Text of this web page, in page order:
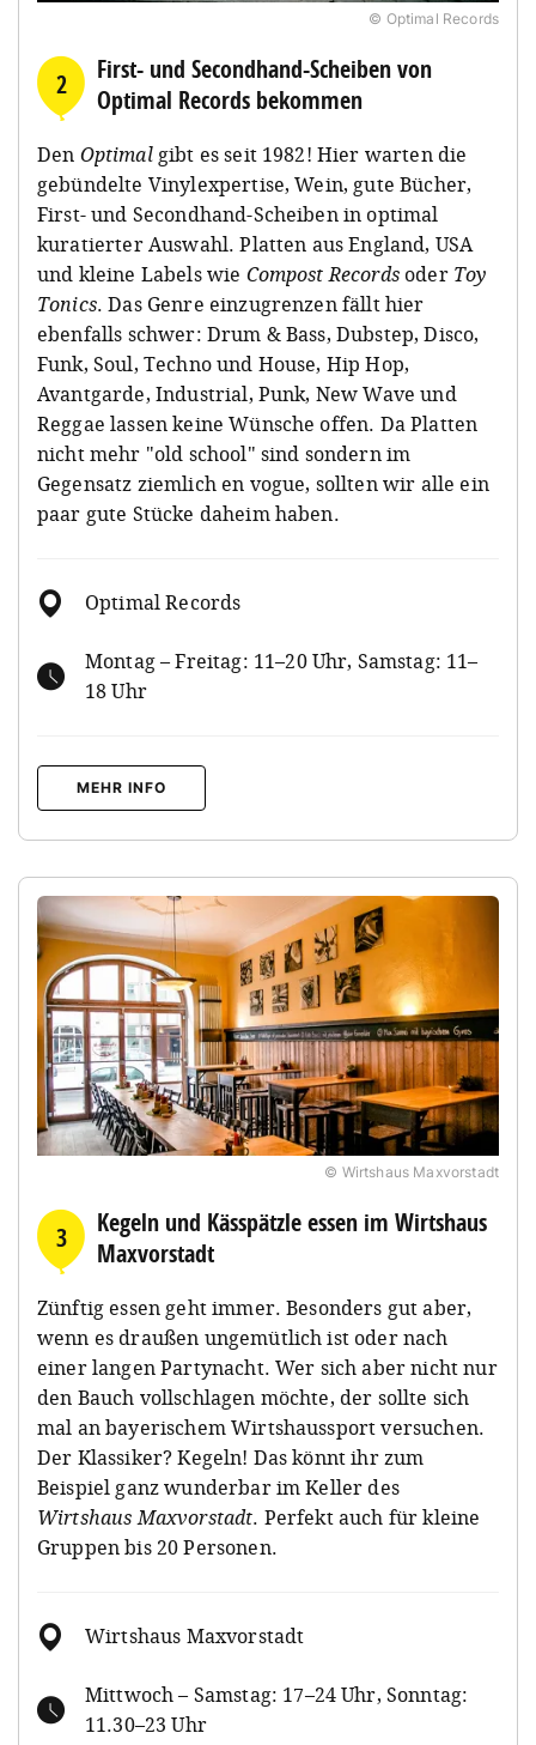
© Optimal Records
2
First- und Secondhand-Scheiben von
Optimal Records bekommen
Den Optimalgibt es seit 1982! Hier warten die
gebündelte Vinylexpertise, Wein, gute Bücher,
First- und Secondhand-Scheiben in optimal
kuratierter Auswahl. Platten aus England, USA
und kleine Labels wie Compost Recordsoder Toy
Tonics. Das Genre einzugrenzen fällt hier
ebenfalls schwer: Drum & Bass, Dubstep, Disco,
Funk, Soul, Techno und House, Hip Hop,
Avantgarde, Industrial, Punk, New Wave und
Reggae lassen keine Wünsche offen. Da Platten
nicht mehr "old school" sind sondern im
Gegensatz ziemlich en vogue, sollten wir alle ein
paar gute Stücke daheim haben.
Optimal Records
Montag – Freitag: 11–20 Uhr, Samstag: 11–
18 Uhr
MEHR INFO
© Wirtshaus Maxvorstadt
3
Kegeln und Kässpätzle essen im Wirtshaus
Maxvorstadt
Zünftig essen geht immer. Besonders gut aber,
wenn es draußen ungemütlich ist oder nach
einer langen Partynacht. Wer sich aber nicht nur
den Bauch vollschlagen möchte, der sollte sich
mal an bayerischem Wirtshaussport versuchen.
Der Klassiker? Kegeln! Das könnt ihr zum
Beispiel ganz wunderbar im Keller des
Wirtshaus Maxvorstadt. Perfekt auch für kleine
Gruppen bis 20 Personen.
Wirtshaus Maxvorstadt
Mittwoch – Samstag: 17–24 Uhr, Sonntag:
11.30–23 Uhr